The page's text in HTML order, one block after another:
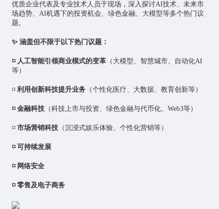
优质企业代表及专业技术人员于现场，深入探讨AI技术、未来市
场趋势、AI机遇下的投资机会、绿色金融、大模型等多个热门议
题。
✨ 涵盖但不限于以下热门议题：
◽ 人工智能引领商业模式的变革（大模型、 智慧城市、自动化AI
等）
◽ 利用创新科技提升业务（个性化医疗、大数据、教育创新等）
◽ 金融科技（科技上市与投资、绿色金融与代币化、Web3等）
◽市场营销科技（沉浸式娱乐体验、个性化营销等）
◽ 可持续发展
◽ 网络安全
◽ 零售及电子商务